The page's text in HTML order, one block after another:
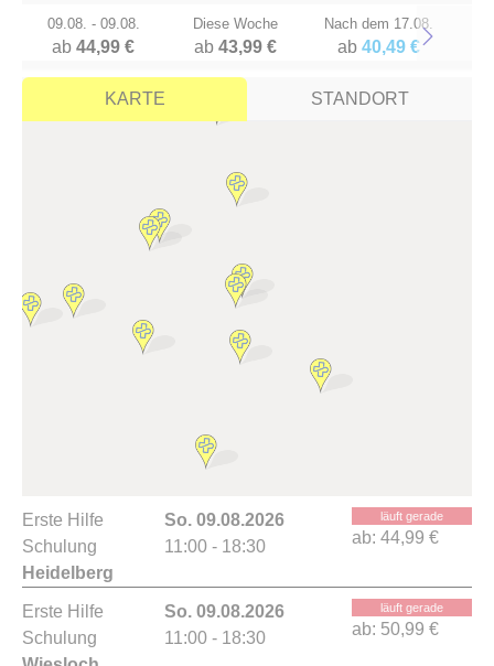
09.08. - 09.08.
ab44,99 €
Diese Woche
ab43,99 €
Nach dem 17.08.
ab 40,49 €Next
KARTE STANDORT
Erste Hilfe
Schulung
Heidelberg
So. 09.08.2026
11:00 - 18:30
läuft gerade
ab: 44,99 €
Erste Hilfe
Schulung
So. 09.08.2026
11:00 - 18:30
läuft gerade
ab: 50,99 €